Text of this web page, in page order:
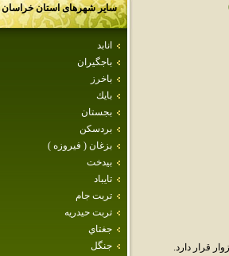
سایر شهرهای استان
انابد
باجگيران
باخرز
بايك
بجستان
بردسكن
بزغان ( فيروزه )
بيدخت
تايباد
تربت جام
تربت حيدريه
جغتاي
جنگل
قرار دارد.